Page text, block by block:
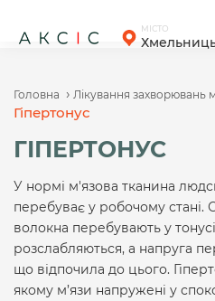
content
МІСТО
Головна › Лікування захворювань
Гіпертонус
ГІПЕРТОНУС
У нормі м'язова тканина
перебуває у робочому стані.
волокна перебувають у
розслабляються, а напруга
що відпочила до цього.
якому м’язи напружені у